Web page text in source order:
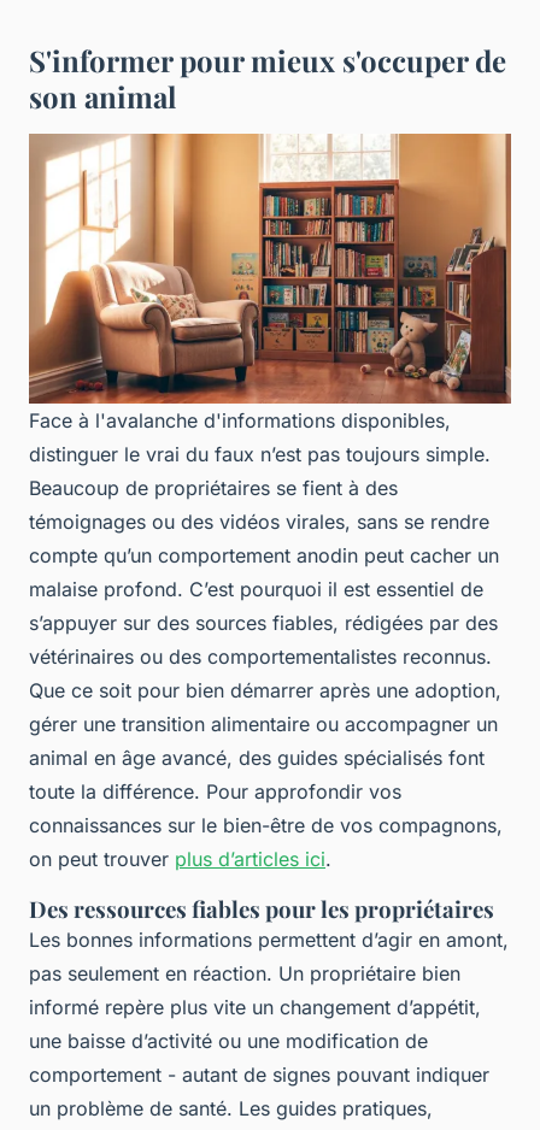
S'informer pour mieux s'occuper de
son animal
Face à l'avalanche d'informations disponibles,
distinguer le vrai du faux n’est pas toujours simple.
Beaucoup de propriétaires se fient à des
témoignages ou des vidéos virales, sans se rendre
compte qu’un comportement anodin peut cacher un
malaise profond. C’est pourquoi il est essentiel de
s’appuyer sur des sources fiables, rédigées par des
vétérinaires ou des comportementalistes reconnus.
Que ce soit pour bien démarrer après une adoption,
gérer une transition alimentaire ou accompagner un
animal en âge avancé, des guides spécialisés font
toute la différence. Pour approfondir vos
connaissances sur le bien-être de vos compagnons,
on peut trouver plus d’articles ici.
Des ressources fiables pour les propriétaires
Les bonnes informations permettent d’agir en amont,
pas seulement en réaction. Un propriétaire bien
informé repère plus vite un changement d’appétit,
une baisse d’activité ou une modification de
comportement - autant de signes pouvant indiquer
un problème de santé. Les guides pratiques,